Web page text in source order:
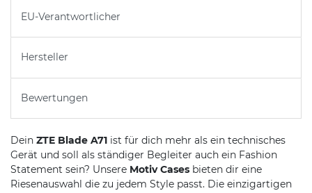
EU-Verantwortlicher
Hersteller
Bewertungen
Dein ZTE Blade A71 ist für dich mehr als ein technisches
Gerät und soll als ständiger Begleiter auch ein Fashion
Statement sein? Unsere Motiv Cases bieten dir eine
Riesenauswahl die zu jedem Style passt. Die einzigartigen